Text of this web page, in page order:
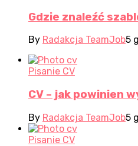
Gdzie znaleźć
By Radakcja TeamJob5
Pisanie CV
CV – jak powinien
By Radakcja TeamJob5
Pisanie CV